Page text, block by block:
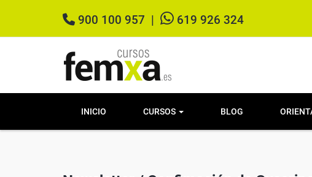
900 100 957 619 926 324
INICIO CURSOS BLOG